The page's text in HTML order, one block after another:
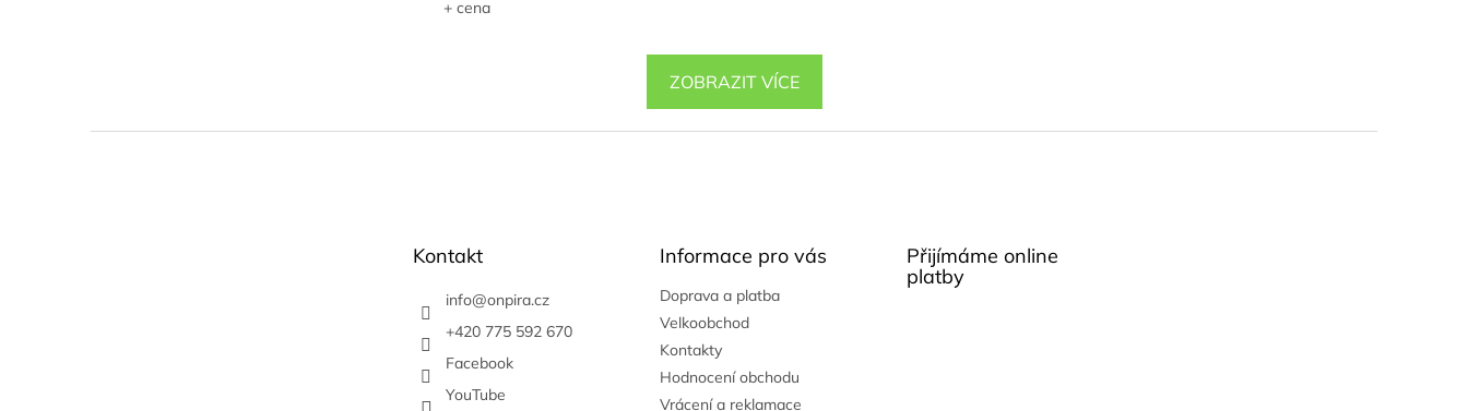
+ cena
ZOBRAZIT VÍCE
Kontakt
info@onpira.cz
+420 775 592 670
Facebook
YouTube
Informace pro vás
Doprava a platba
Velkoobchod
Kontakty
Hodnocení obchodu
Vrácení a reklamace
Přijímáme online
platby